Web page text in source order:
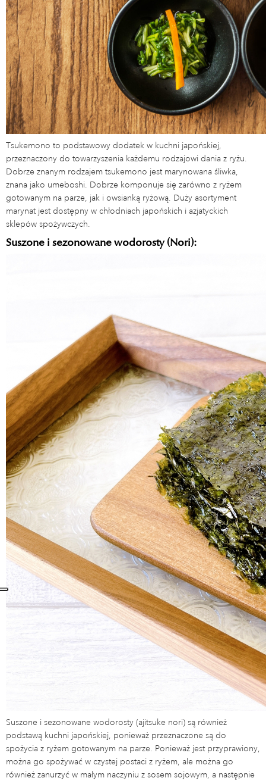
Tsukemono to podstawowy dodatek w kuchni japońskiej,
przeznaczony do towarzyszenia każdemu rodzajowi dania z ryżu.
Dobrze znanym rodzajem tsukemono jest marynowana śliwka,
znana jako umeboshi. Dobrze komponuje się zarówno z ryżem
gotowanym na parze, jak i owsianką ryżową. Duży asortyment
marynat jest dostępny w chłodniach japońskich i azjatyckich
sklepów spożywczych.
Suszone i sezonowane wodorosty (Nori):
Suszone i sezonowane wodorosty (ajitsuke nori) są również
podstawą kuchni japońskiej, ponieważ przeznaczone są do
spożycia z ryżem gotowanym na parze. Ponieważ jest przyprawiony,
można go spożywać w czystej postaci z ryżem, ale można go
również zanurzyć w małym naczyniu z sosem sojowym, a następnie